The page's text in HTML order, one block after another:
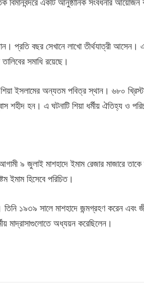
বিমানবন্দরে একটি আনুষ্ঠানিক সংবর্ধনার
প্রতি বছর সেখানে লাখো তীর্থযাত্রী আসেন।
সমাধি রয়েছে।
ইসলামের অন্যতম পবিত্র স্থান। ৬৮০
শহীদ হন। এ ঘটনাটি শিয়া ধর্মীয় ঐতিহ্য ও
৯ জুলাই মাশহাদে ইমাম রেজার মাজারে
ইমাম হিসেবে পরিচিত।
১৯৩৯ সালে মাশহাদে জন্মগ্রহণ করেন এবং
মাদ্রাসাগুলোতে অধ্যয়ন করেছিলেন।